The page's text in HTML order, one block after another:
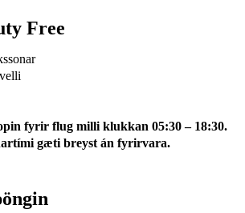
Free
fyrir flug milli klukkan 05:30 – 18:30.
gæti breyst án fyrirvara.